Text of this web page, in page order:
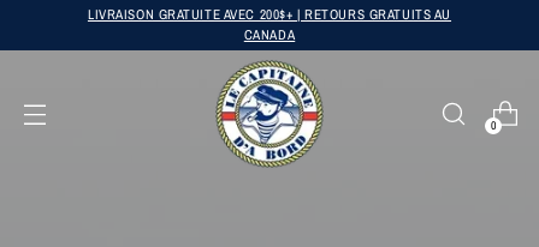
LIVRAISON GRATUITE AVEC 200$+ | RETOURS GRATUITS AU
CANADA
0